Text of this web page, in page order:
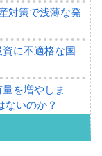
対策で浅薄な発
に不適格な国
量を増やしま
いのか？
される状態